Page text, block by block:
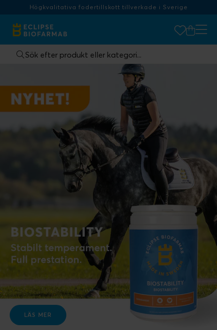
Högkvalitativa fodertillskott tillverkade i Sverige
LÄS MER